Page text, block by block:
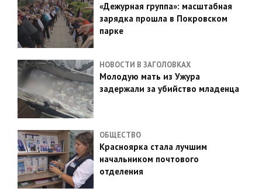
«Дежурная группа»: масштабная
зарядка прошла в Покровском
парке
НОВОСТИ В ЗАГОЛОВКАХ
Молодую мать из Ужура
задержали за убийство младенца
ОБЩЕСТВО
Красноярка стала лучшим
начальником почтового
отделения